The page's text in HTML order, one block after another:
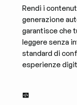
Rendi i
generazione
garantisce che
leggere senza
standard di
esperienze